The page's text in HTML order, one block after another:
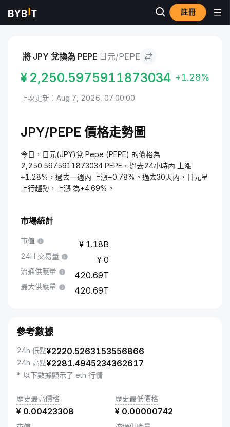
註冊
市場 Pepe 價格 PEPE
將 JPY 兌換為 PEPE 日元/PEPE
¥ 2,250.5975911873034 +1.28%
上次更新：Aug 7, 2026, 07:00:00
JPY/PEPE 價格走勢圖
今日，日元(JPY)兌 Pepe (PEPE) 的價格為
2,250.5975911873034 PEPE，過去24小時內 上漲
+1.28%，過去一週內 上漲+0.78%。過去30天內，日元呈
上行趨勢，上漲 為+4.69%。
市場統計
市值 1.18B
24H 交易量 0
流通供應量 420.69T
最大供應量 420.69T
參考數據
24h 低點¥2220.5263153556866
24h 高點¥2281.4945234362617
* 以下數據顯示了 eth 行情
歷史最高價格
¥ 0.00423308
歷史最低價格
¥ 0.00000742